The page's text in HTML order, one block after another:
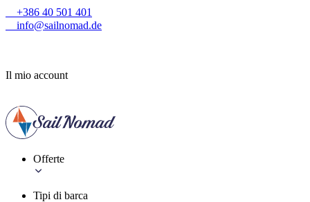
+386 40 501 401
info@sailnomad.de
Il mio account
Offerte
Tipi di barca